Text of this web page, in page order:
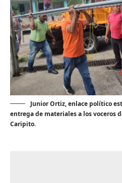
Junior Ortiz, enlace político
entrega de materiales a los voceros
Caripito.